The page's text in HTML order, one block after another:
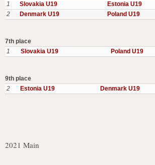
1
Slovakia U19 Estonia U19
2
Denmark U19 Poland U19
7th place
1
Slovakia U19 Poland U19
9th place
2
Estonia U19 Denmark U19
2021 Main